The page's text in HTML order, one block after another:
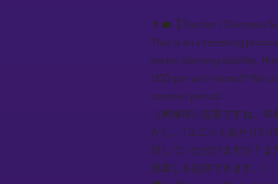
👨‍💼【Teacher / Overseas
That is an interesting
better planning stability.
USD per unit instead? We
contract period.
（興味深い提案ですね。
かし、1ユニットあたり5
討していただけますか？ま
見直しも提供できます。）